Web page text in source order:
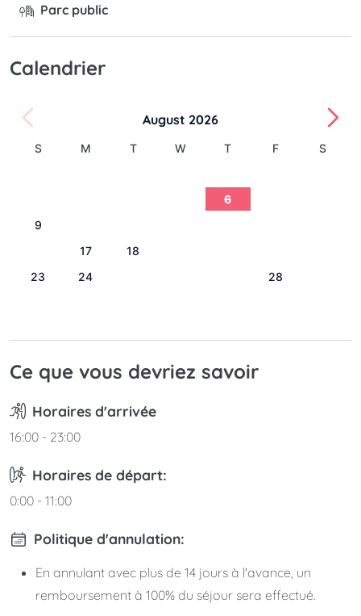
Parc public
220.00Km
Calendrier
August 2026
S M T W T F
S
6
9
17 18
23
24 28
Ce que vous devriez savoir
Horaires d'arrivée
16:00 - 23:00
Horaires de départ:
0:00 - 11:00
Politique d'annulation:
En annulant avec plus de 14 jours à l'avance, un
remboursement à 100% du séjour sera effectué.